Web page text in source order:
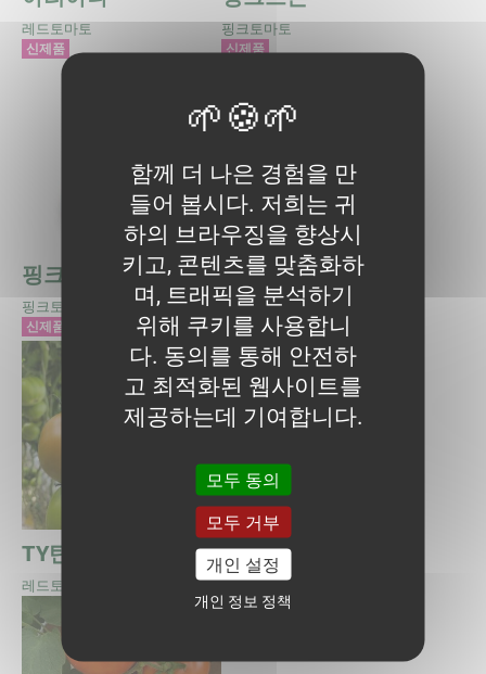
레드토마토
신제품
핑크토마토
신제품
핑크오션
핑크토마토
신제품
플라만티노
TY탄탄
레드토마토
TY대장금
대추방울토마토
함께 더 나은 경험을 만
들어 봅시다. 저희는 귀
하의 브라우징을 향상시
키고, 콘텐츠를 맞춤화하
며, 트래픽을 분석하기
위해 쿠키를 사용합니
다. 동의를 통해 안전하
고 최적화된 웹사이트를
제공하는데 기여합니다.
모두 동의
모두 거부
개인 설정
개인 정보 정책